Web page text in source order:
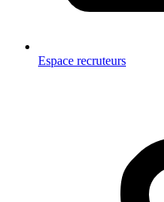
Espace recruteurs